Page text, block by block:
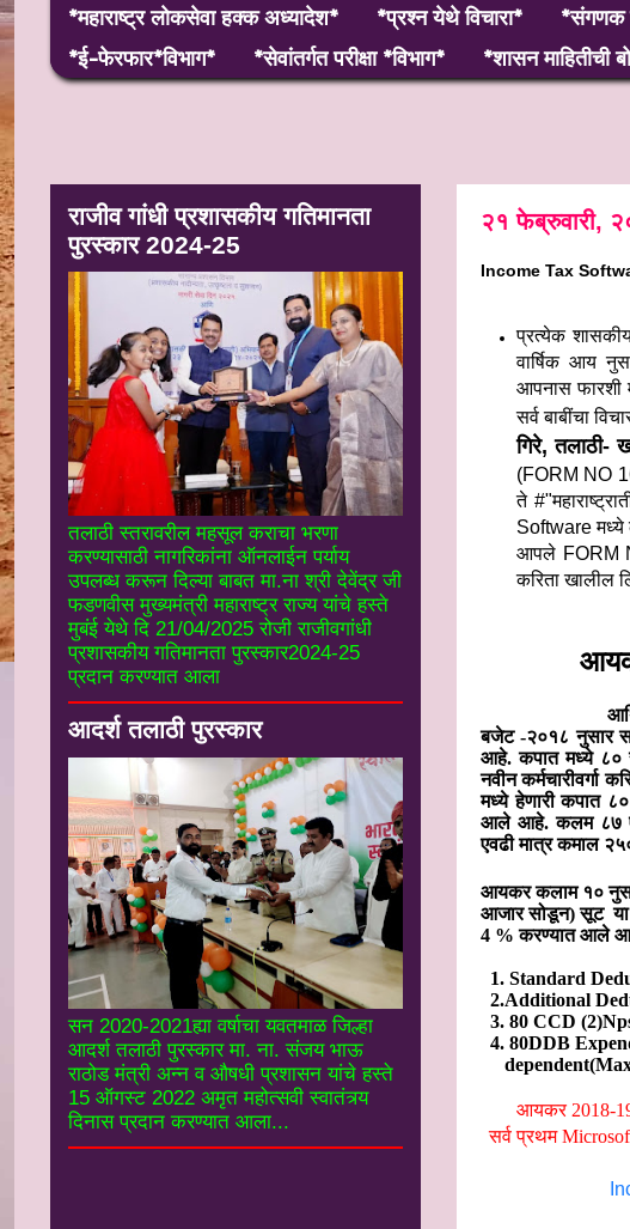
*महाराष्ट्र लाेकसेवा हक्क अध्यादेश*
*प्रश्न येथे विचारा* *संगणक
*ई-फेरफार*विभाग*
*सेवांतर्गत परीक्षा *विभाग* *शासन माहितीची
२१ फेब्रुवारी,
Income Tax
प्रत्‍येक
वार्षिक आय
आपनास फारशी
सर्व बाबींचा
गिरे, तलाठी-
(FORM NO
ते
Software
आपले FORM
करिता खालील
बजेट -२०१८ नुसार
आहे. कपात मध्ये ८०
नवीन
मध्ये हेणारी कपात
आले आहे. कलम ८७ ए-
एवढी मात्र कमाल
आयकर कलाम १०
आजार सोडून)सूट
4 % करण्यात आले
1. Standard
2.Additional
3. 80 CCD
4. 80DDB
आयकर 2018-
सर्व प्रथम
राजीव गांधी प्रशासकीय गतिमानता
पुरस्कार 2024-25
तलाठी स्तरावरील महसूल कराचा भरणा
करण्यासाठी नागरिकांना ऑनलाईन पर्याय
उपलब्ध करून दिल्या बाबत मा.ना श्री देवेंद्र जी
फडणवीस मुख्यमंत्री महाराष्ट्र राज्य यांचे हस्ते
मुबंई येथे दि 21/04/2025 रोजी राजीवगांधी
प्रशासकीय गतिमानता पुरस्कार2024-25
प्रदान करण्यात आला
आदर्श तलाठी पुरस्कार
सन 2020-2021ह्या वर्षाचा यवतमाळ जिल्हा
आदर्श तलाठी पुरस्कार मा. ना. संजय भाऊ
राठोड मंत्री अन्न व औषधी प्रशासन यांचे हस्ते
15 ऑगस्ट 2022 अमृत महोत्सवी स्वातंत्र्य
दिनास प्रदान करण्यात आला...